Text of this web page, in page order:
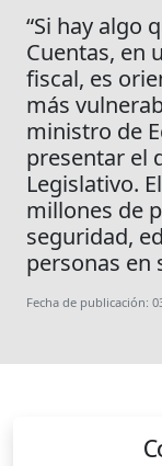
“Si hay algo
Cuentas, en
fiscal, es
más
ministro de
presentar el
Legislativo.
millones de
seguridad,
personas en
Fecha de publicación: